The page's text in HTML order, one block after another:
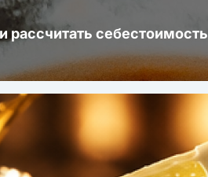
рассчитать себестоимость